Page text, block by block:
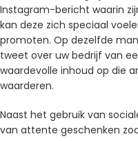
Instagram-bericht waarin
kan deze zich speciaal
promoten. Op dezelfde
tweet over uw bedrijf van
waardevolle inhoud op die
waarderen.
Naast het gebruik van
van attente geschenken